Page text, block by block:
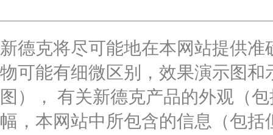
新德克将尽可能地在本网站提供
物可能有细微区别，效果演示图
图）， 有关新德克产品的外观（
幅，本网站中所包含的信息（包